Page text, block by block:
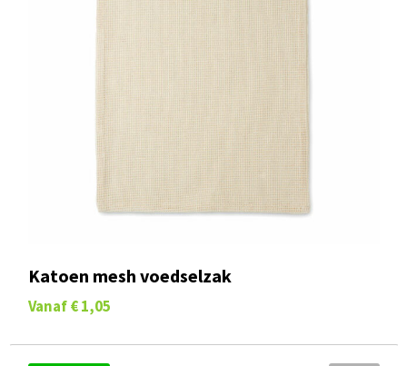
Katoen mesh voedselzak
Vanaf € 1,05